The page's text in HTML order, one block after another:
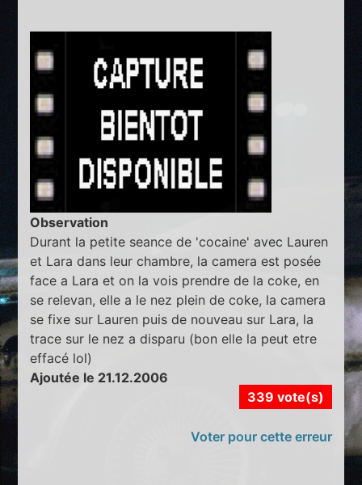
Observation
Durant la petite seance de 'cocaine' avec Lauren
et Lara dans leur chambre, la camera est posée
face a Lara et on la vois prendre de la coke, en
se relevan, elle a le nez plein de coke, la camera
se fixe sur Lauren puis de nouveau sur Lara, la
trace sur le nez a disparu (bon elle la peut etre
effacé lol)
Ajoutée le 21.12.2006
339 vote(s)
Voter pour cette erreur